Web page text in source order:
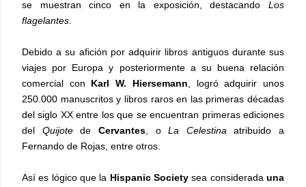
se muestran cinco en la exposición, destacando Los
flagelantes
Debido a su afición por adquirir libros antiguos durante sus
viajes por Europa y posteriormente a su buena relación
comercial con Karl W. Hiersemann , logró adquirir unos
250.000 manuscritos y libros raros en las primeras décadas
del siglo XX entre los que se encuentran primeras ediciones
del Quijotede Cervantes, oLa Celestina atribuido a
Fernando de Rojas, entre otros.
Así es lógico que la Hispanic Society sea consideradauna